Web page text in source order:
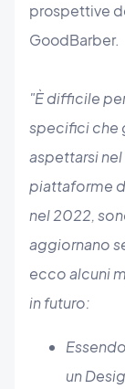
prospettive
GoodBarber.
"È difficile
specifici che
aspettarsi
piattaforme
nel 2022,
aggiornano
ecco alcuni
in futuro:
un